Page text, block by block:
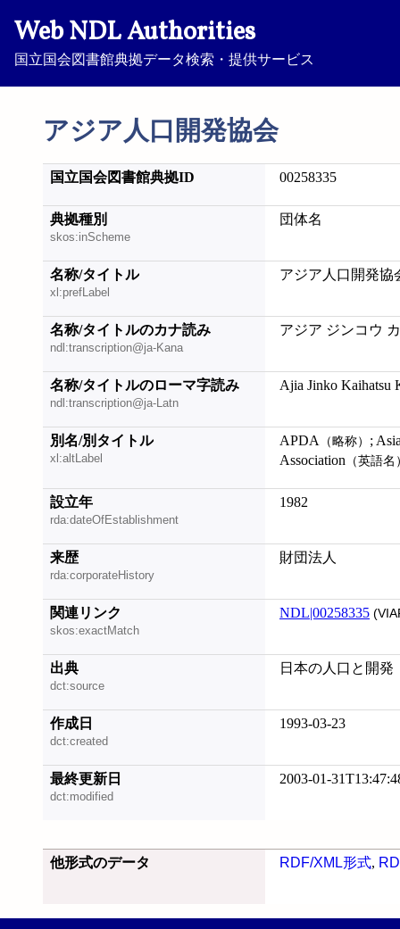
Web NDL Authorities
国立国会図書館典拠データ検索・提供サービス
アジア人口開発協会
国立国会図書館典拠ID 00258335
典拠種別
skos:inScheme
団体名
名称/タイトル
xl:prefLabel
アジア人口開発協
名称/タイトルのカナ読み
ndl:transcription@ja-Kana
アジア ジンコウ
名称/タイトルのローマ字読み
ndl:transcription@ja-Latn
Ajia Jinko Kaihatsu
別名/別タイトル
xl:altLabel
APDA （略称） ;
Association （英語名
設立年
rda:dateOfEstablishment
1982
来歴
rda:corporateHistory
財団法人
関連リンク
skos:exactMatch
NDL|00258335
出典
dct:source
日本の人口と開発
作成日
dct:created
1993-03-23
最終更新日
dct:modified
2003-01-
他形式のデータ RDF/XML形式,